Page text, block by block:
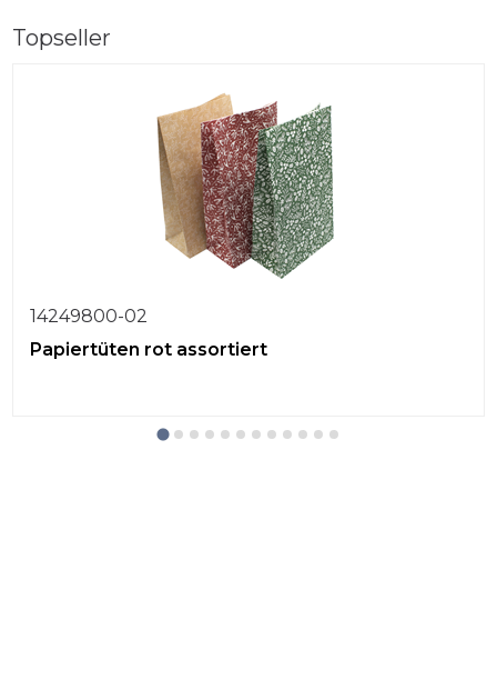
Topseller
14249800-02
Papiertüten rot assortiert